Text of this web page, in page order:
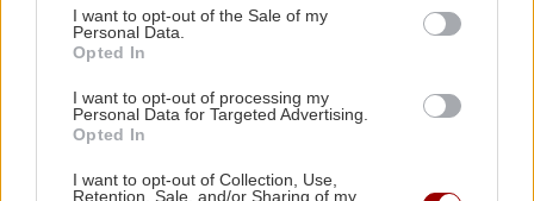
I want to opt-out of the Sale of my
Personal Data.
Opted In
I want to opt-out of processing my
Personal Data for Targeted Advertising.
Opted In
I want to opt-out of Collection, Use,
Retention, Sale, and/or Sharing of my
Ανακοίνωσε Ντιομαντέ η Ρεάλ Μαδρίτης
19:43
ΕΛΛΑΔΑ
Συνελήφθη 37χρονος στο αεροδρόμιο «Ελ.
Βενιζέλος» με 4 μαχαίρια και δύο ψαλίδια
Εργατικό Κέντρο
ΚΡΗΤΗ